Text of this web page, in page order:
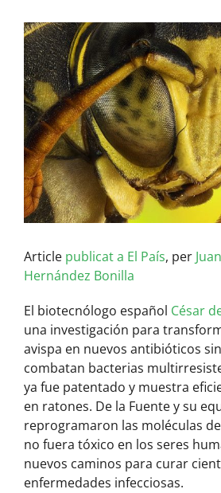
View
Larger
Image
Article publicat a El País, per
Hernández Bonilla
El biotecnólogo español César
una investigación para
avispa en nuevos antibióticos
combatan bacterias
ya fue patentado y muestra
en ratones. De la Fuente y su
reprogramaron las moléculas
no fuera tóxico en los seres
nuevos caminos para curar
enfermedades infecciosas.